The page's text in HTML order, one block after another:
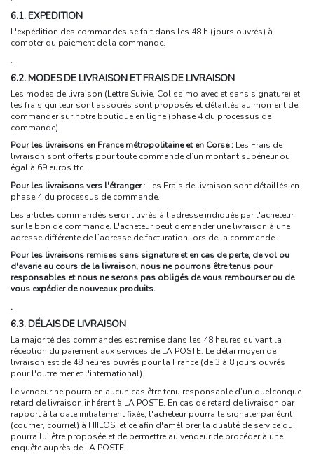
6.1. EXPEDITION
L'expédition des commandes se fait dans les 48 h (jours ouvrés) à
compter du paiement de la commande.
.
6.2. MODES DE LIVRAISON ET FRAIS DE LIVRAISON
Les modes de livraison (Lettre Suivie, Colissimo avec et sans signature) et
les frais qui leur sont associés sont proposés et détaillés au moment de
commander sur notre boutique en ligne (phase 4 du processus de
commande).
Pour les livraisons en France métropolitaine et en Corse : Les Frais de
livraison sont offerts pour toute commande d’un montant supérieur ou
égal à 69 euros ttc.
Pour les livraisons vers l'étranger: Les Frais de livraison sont détaillés en
phase 4 du processus de commande.
Les articles commandés seront livrés à l'adresse indiquée par l'acheteur
sur le bon de commande. L'acheteur peut demander une livraison à une
adresse différente de l’adresse de facturation lors de la commande.
Pour les livraisons remises sans signature et en cas de perte, de vol ou
d'avarie au cours de la livraison, nous ne pourrons être tenus pour
responsables et nous ne serons pas obligés de vous rembourser ou de
vous expédier de nouveaux produits.
.
6.3. DÉLAIS DE LIVRAISON
La majorité des commandes est remise dans les 48 heures suivant la
réception du paiement aux services de LA POSTE. Le délai moyen de
livraison est de 48 heures ouvrés pour la France (de 3 à 8 jours ouvrés
pour l'outre mer et l'international).
Le vendeur ne pourra en aucun cas être tenu responsable d’un quelconque
retard de livraison inhérent à LA POSTE. En cas de retard de livraison par
rapport à la date initialement fixée, l'acheteur pourra le signaler par écrit
(courrier, courriel) à HIILOS, et ce afin d'améliorer la qualité de service qui
pourra lui être proposée et de permettre au vendeur de procéder à une
enquête auprès de LA POSTE.